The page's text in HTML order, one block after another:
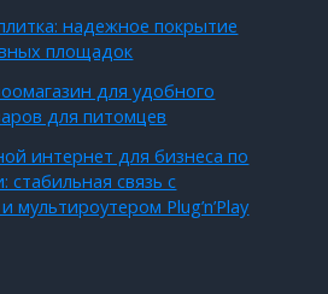
надежное покрытие
площадок
для удобного
для питомцев
интернет для бизнеса по
стабильная связь с
мультироутером Plug’n’Play